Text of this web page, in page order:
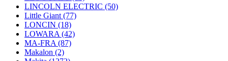
LINCOLN ELECTRIC (50)
Little Giant (77)
LONCIN (18)
LOWARA (42)
MA-FRA (87)
Makalon (2)